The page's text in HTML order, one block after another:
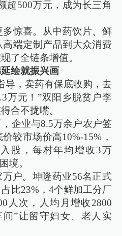
超500万元，成为长三角
惊喜。从中药饮片、鲜
端定制产品到大众消费
了全链条增值。
绘就振兴画
导，卖药有保底收购，去
万元！”双阳乡脱贫户李
合不拢嘴。
企业与8.5万余户农户签
较市场价高10%-15%，
股，每村年均增收3万
境。
户。坤隆药业56名正式
比23%，4个鲜加工分厂
人次，人均月增收2800
”让留守妇女、老人实